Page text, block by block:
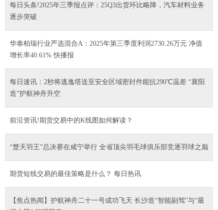
每日头条!2025年三季报点评：25Q3出货环比略降，汽车材料业务
逐步突破
华泰柏瑞行业严选混合A：2025年第三季度利润2730.26万元 净值
增长率40.61% 快播报
每日速讯：2秒将逃逸塔送至安全区域密封件能抗290℃温差 “襄阳
造”护航神舟升空
前沿资讯!期货交易中的K线图如何解读？
“楚天羽王”总决赛在咸宁举行 全省顶尖羽毛球俱乐部竞逐羽球之巅
期货短线交易的最佳策略是什么？ 每日热讯
【焦点热闻】护航神舟二十一号成功飞天 长沙造“智能副驾”与“最